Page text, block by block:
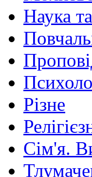
Наука
Різне
Сім'я.